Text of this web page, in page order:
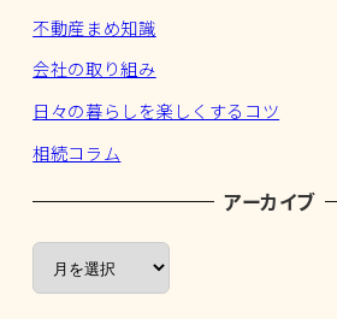
不動産まめ知識
会社の取り組み
日々の暮らしを楽しくするコツ
相続コラム
アーカイブ
ー